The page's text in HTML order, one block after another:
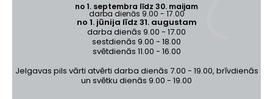
no 1. septembra līdz 30. maijam
darba dienās 9.00 - 17.00
no 1. jūnija līdz 31. augustam
darba dienās 9.00 - 17.00
sestdienās 9.00 - 18.00
svētdienās 11.00 - 16.00
Jelgavas pils vārti atvērti darba dienās 7.00 - 19.00, brīvdienās
un svētku dienās 9.00 - 19.00